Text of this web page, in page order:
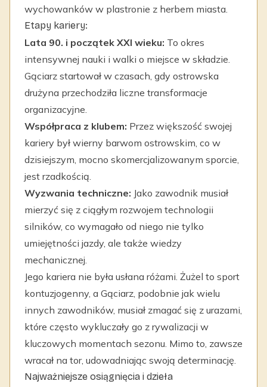
wychowanków w plastronie z herbem miasta.
Etapy kariery:
Lata 90. i początek XXI wieku: To okres
intensywnej nauki i walki o miejsce w składzie.
Gąciarz startował w czasach, gdy ostrowska
drużyna przechodziła liczne transformacje
organizacyjne.
Współpraca z klubem: Przez większość swojej
kariery był wierny barwom ostrowskim, co w
dzisiejszym, mocno skomercjalizowanym sporcie,
jest rzadkością.
Wyzwania techniczne: Jako zawodnik musiał
mierzyć się z ciągłym rozwojem technologii
silników, co wymagało od niego nie tylko
umiejętności jazdy, ale także wiedzy
mechanicznej.
Jego kariera nie była usłana różami. Żużel to sport
kontuzjogenny, a Gąciarz, podobnie jak wielu
innych zawodników, musiał zmagać się z urazami,
które często wykluczały go z rywalizacji w
kluczowych momentach sezonu. Mimo to, zawsze
wracał na tor, udowadniając swoją determinację.
Najważniejsze osiągnięcia i dzieła